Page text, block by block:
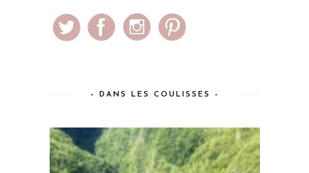
– DANS LES COULISSES –